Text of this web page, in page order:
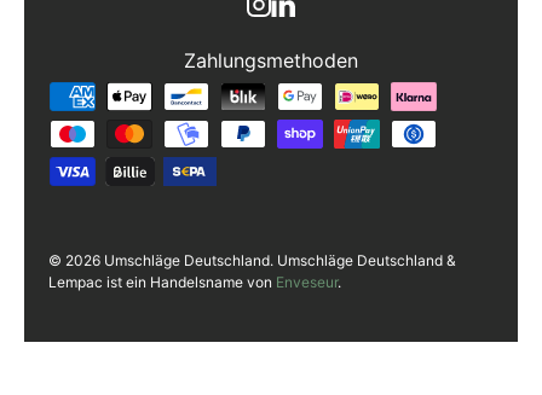
Zahlungsmethoden
Zahlungsmethoden
© 2026 Umschläge Deutschland. Umschläge Deutschland &
Lempac ist ein Handelsname von Enveseur.